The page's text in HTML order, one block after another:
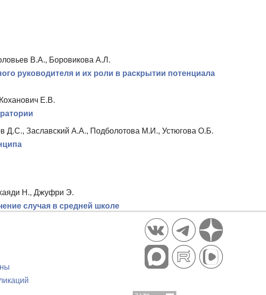
В.А., Боровикова А.Л.
руководителя и их роли в раскрытии потенциала
Е.В.
Д.С., Заславский А.А., Подболотова М.И., Устюгова О.Б.
Н., Джуфри Э.
случая в средней школе